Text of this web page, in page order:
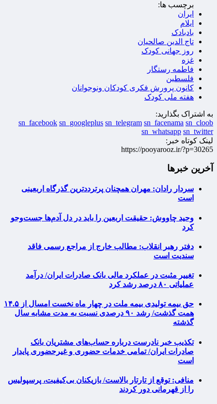
برچسب ها:
ایران
ایلام
بادبادک
تاج الدین صالحیان
روز جهانی کودک
غزه
فاطمه رستگار
فلسطین
کانون پرورش فکری کودکان ونوجوانان
هفته ملی کودک
به اشتراک بگذارید:
sn_facebook sn_googleplus sn_telegram sn_facenama sn_cloob
sn_whatsapp sn_twitter
لینک کوتاه خبر:
https://pooyarooz.ir/?p=30265
آخرین خبرها
سردار رادان: مهران همچنان پرترددترین گذرگاه اربعینی
است
وحید چاووش: حقیقت اربعین را باید در دل آدم‌ها جست‌وجو
کرد
دفتر رهبر انقلاب: مطالب خارج از مراجع رسمی فاقد
سندیت است
تغییر مثبت در عملکرد مالی بانک صادرات ایران/ درآمد
عملیاتی ۸۰ درصد رشد کرد
حق بیمه تولیدی بیمه ملت در چهار ماه نخست امسال از ۱۴.۵
همت گذشت/ رشد ۹۰ درصدی نسبت به مدت مشابه سال
گذشته
تکذیب خبر نادرست درباره حساب‌های مشتریان بانک
صادرات ایران/ تمامی خدمات حضوری و غیرحضوری پایدار
است
منافی: توقع از تارتار بالاست/ بازیکنان بی‌کیفیت، پرسپولیس
را از قهرمانی دور کردند